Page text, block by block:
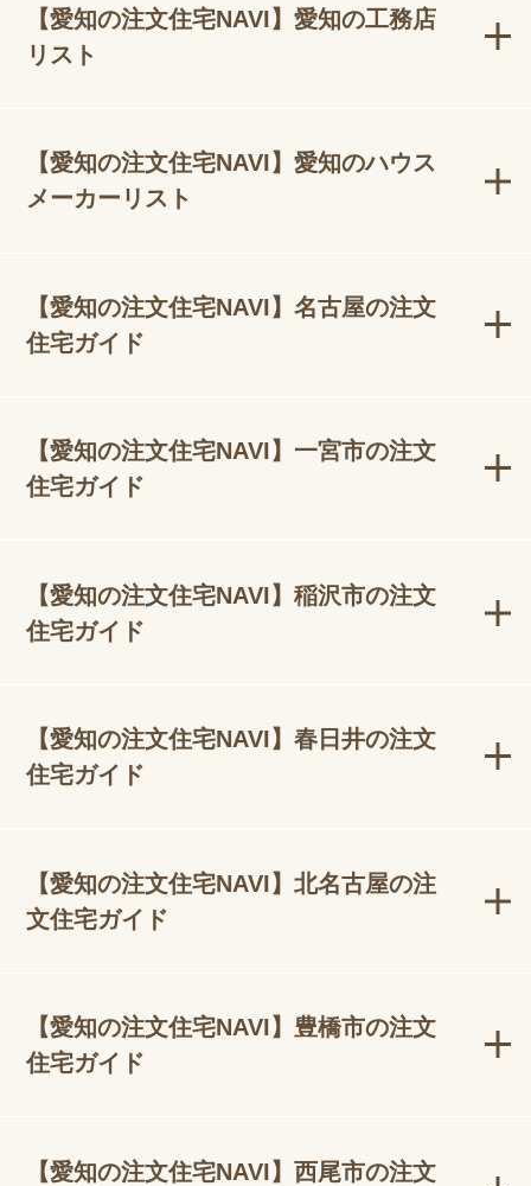
【愛知の注文住宅NAVI】愛知の工務店
リスト
【愛知の注文住宅NAVI】愛知のハウス
メーカーリスト
【愛知の注文住宅NAVI】名古屋の注文
住宅ガイド
【愛知の注文住宅NAVI】一宮市の注文
住宅ガイド
【愛知の注文住宅NAVI】稲沢市の注文
住宅ガイド
【愛知の注文住宅NAVI】春日井の注文
住宅ガイド
【愛知の注文住宅NAVI】北名古屋の注
文住宅ガイド
【愛知の注文住宅NAVI】豊橋市の注文
住宅ガイド
【愛知の注文住宅NAVI】西尾市の注文